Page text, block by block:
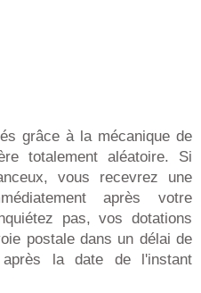
grâce à la mécanique de
totalement aléatoire. Si
vous recevrez une
après votre
pas, vos dotations
postale dans un délai de
la date de l'instant